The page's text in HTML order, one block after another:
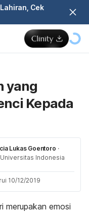
Cek
yang
Kepada
Lukas Goentoro ·
Indonesia
10/12/2019
merupakan emosi